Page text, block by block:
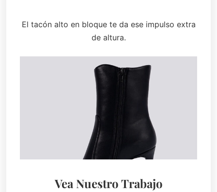
El tacón alto en bloque te da ese impulso extra
de altura.
Vea Nuestro Trabajo